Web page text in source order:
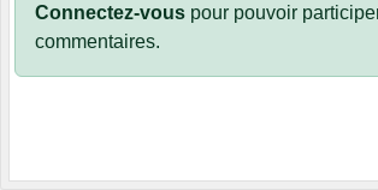
Connectez-vous pour pouvoir
commentaires.